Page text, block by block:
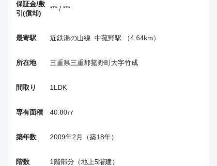
保証金/敷
引(償却)
*** / ***
最寄駅 近鉄湯の山線 中菰野駅 （4.64km）
所在地 三重県三重郡菰野町大字竹成
間取り 1LDK
専有面積 40.80㎡
築年数 2009年2月（築18年）
階数 1階部分（地上5階建）